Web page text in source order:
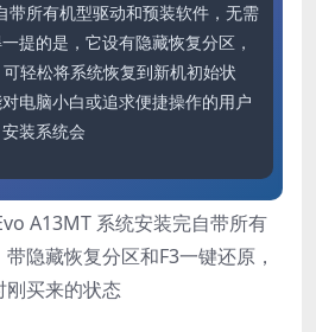
带所有机型驱动和预装软件，无需
提的是，它设有隐藏恢复分区，
轻松将系统恢复到新机初始状
电脑小白或追求便捷操作的用户
装系统会格式化所有数据，操作
A13MT 系统安装完自带所有
带隐藏恢复分区和F3一键还原，
刚买来的状态